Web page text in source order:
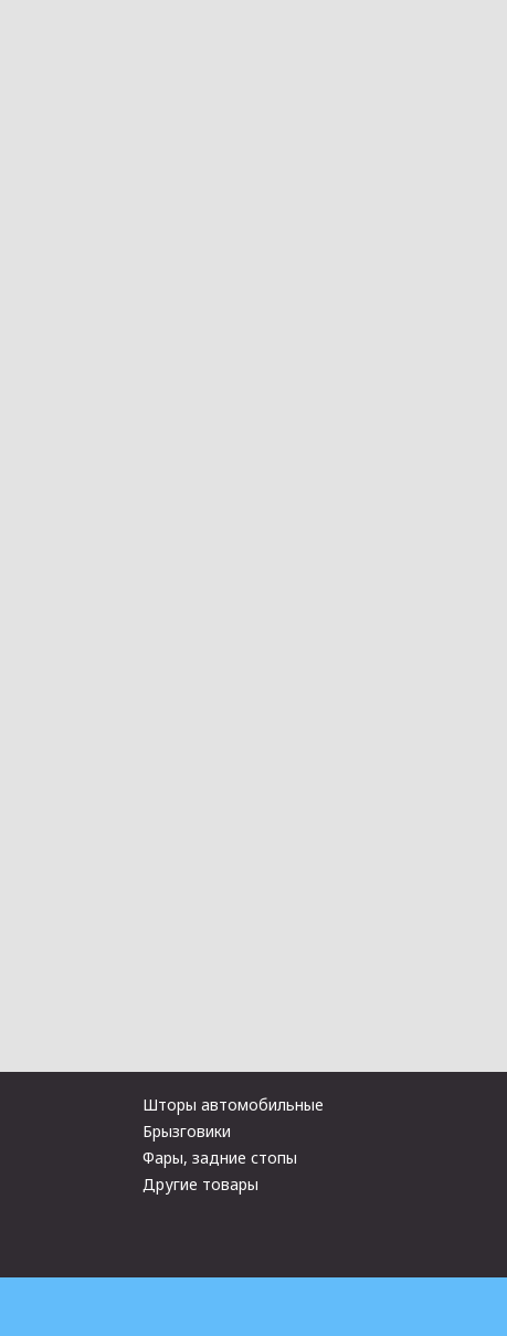
Шторы автомобильные
Брызговики
Фары, задние стопы
Другие товары